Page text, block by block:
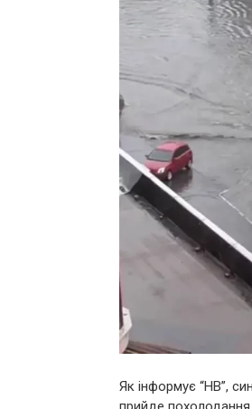
Як інформує “НВ”,